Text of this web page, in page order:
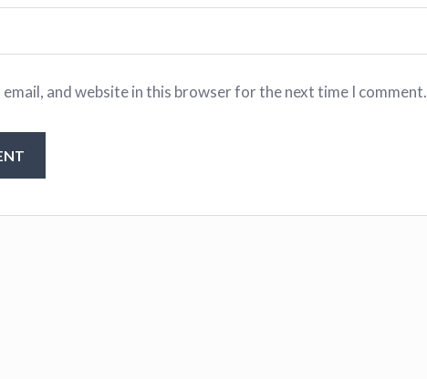
email, and website in this browser for the next time I comment.